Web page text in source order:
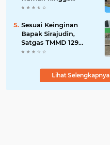
Lingkungan Sekolah
Sesuai Keinginan
Bapak Sirajudin,
Satgas TMMD 129
Ubah Tampilan
Lihat Selengkapnya